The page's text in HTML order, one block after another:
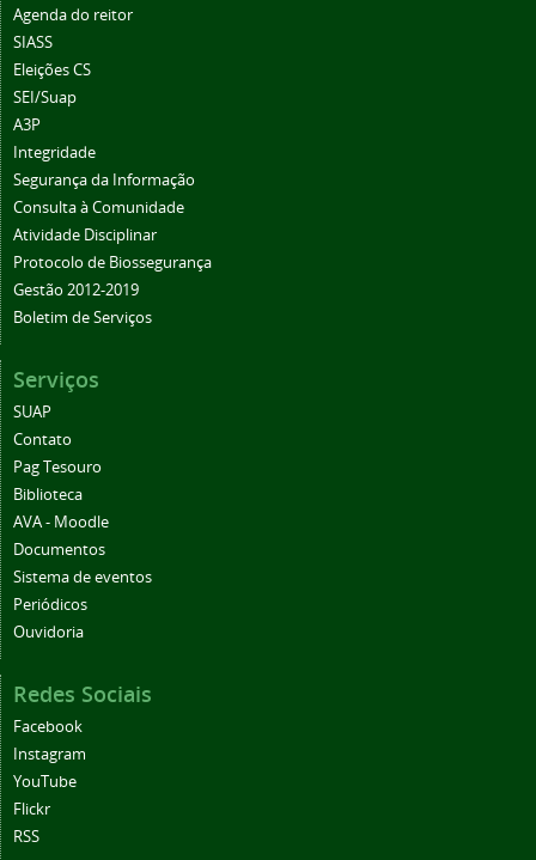
Agenda do reitor
SIASS
Eleições CS
SEI/Suap
A3P
Integridade
Segurança da Informação
Consulta à Comunidade
Atividade Disciplinar
Protocolo de Biossegurança
Gestão 2012-2019
Boletim de Serviços
Serviços
SUAP
Contato
Pag Tesouro
Biblioteca
AVA - Moodle
Documentos
Sistema de eventos
Periódicos
Ouvidoria
Redes Sociais
Facebook
Instagram
YouTube
Flickr
RSS